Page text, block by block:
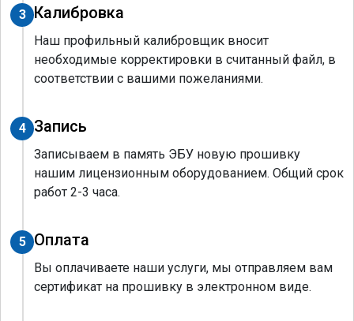
3 Калибровка
Наш профильный калибровщик вносит
необходимые корректировки в считанный файл, в
соответствии с вашими пожеланиями.
4 Запись
Записываем в память ЭБУ новую прошивку
нашим лицензионным оборудованием. Общий срок
работ 2-3 часа.
5 Оплата
Вы оплачиваете наши услуги, мы отправляем вам
сертификат на прошивку в электронном виде.